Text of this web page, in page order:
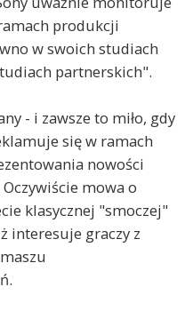
produkcji
w swoich studiach
partnerskich".
- i zawsze to miło, gdy
się w ramach
nowości
mowa o
klasycznej "smoczej"
interesuje graczy z